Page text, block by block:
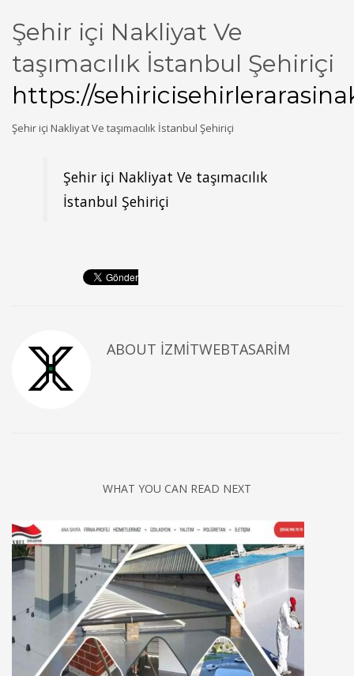
Şehir içi Nakliyat Ve
taşımacılık İstanbul Şehiriçi
https://
Şehir içi Nakliyat Ve taşımacılık İstanbul Şehiriçi
Şehir içi Nakliyat Ve taşımacılık
İstanbul Şehiriçi
ABOUT IZMITWEBTASARIM
WHAT YOU CAN READ NEXT